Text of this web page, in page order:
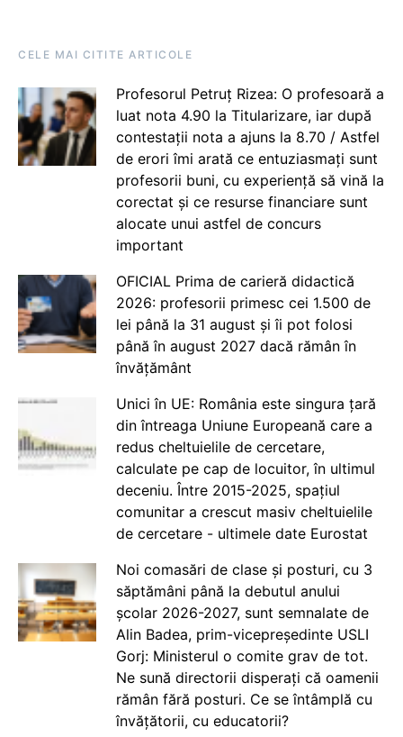
CELE MAI CITITE ARTICOLE
Profesorul Petruț Rizea: O profesoară a
luat nota 4.90 la Titularizare, iar după
contestații nota a ajuns la 8.70 / Astfel
de erori îmi arată ce entuziasmați sunt
profesorii buni, cu experiență să vină la
corectat și ce resurse financiare sunt
alocate unui astfel de concurs
important
OFICIAL Prima de carieră didactică
2026: profesorii primesc cei 1.500 de
lei până la 31 august și îi pot folosi
până în august 2027 dacă rămân în
învățământ
Unici în UE: România este singura țară
din întreaga Uniune Europeană care a
redus cheltuielile de cercetare,
calculate pe cap de locuitor, în ultimul
deceniu. Între 2015-2025, spațiul
comunitar a crescut masiv cheltuielile
de cercetare - ultimele date Eurostat
Noi comasări de clase și posturi, cu 3
săptămâni până la debutul anului
școlar 2026-2027, sunt semnalate de
Alin Badea, prim-vicepreședinte USLI
Gorj: Ministerul o comite grav de tot.
Ne sună directorii disperați că oamenii
rămân fără posturi. Ce se întâmplă cu
învățătorii, cu educatorii?